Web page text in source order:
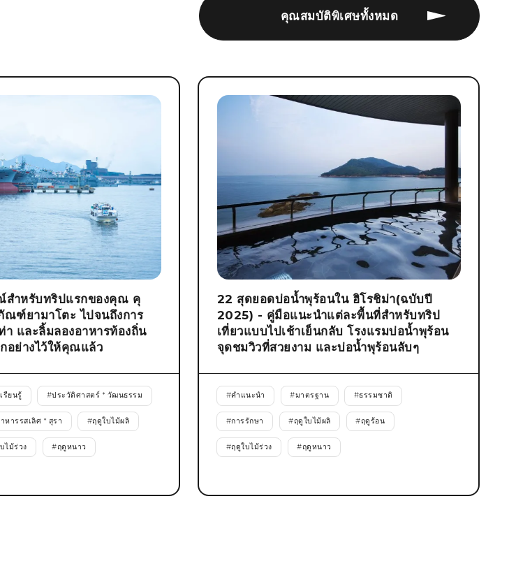
คุณสมบัติพิเศษทั้งหมด
ำหรับทริปแรกของคุณ คุ
ณฑ์ยามาโตะ ไปจนถึงการ
า และลิ้มลองอาหารท้องถิ่น
อย่างไว้ให้คุณแล้ว
รียนรู้ #ประวัติศาสตร์ * วัฒนธรรม
หารรสเลิศ * สุรา #ฤดูใบไม้ผลิ
ไม้ร่วง #ฤดูหนาว
22 สุดยอดบ่อน้ำพุร้อนใน ฮิโรชิม่า(ฉบับปี
2025) - คู่มือแนะนำแต่ละพื้นที่สำหรับทริป
เที่ยวแบบไปเช้าเย็นกลับ โรงแรมบ่อน้ำพุร้อน
จุดชมวิวที่สวยงาม และบ่อน้ำพุร้อนลับๆ
#คำแนะนำ #มาตรฐาน #ธรรมชาติ
#การรักษา #ฤดูใบไม้ผลิ #ฤดูร้อน
#ฤดูใบไม้ร่วง #ฤดูหนาว